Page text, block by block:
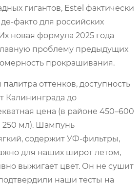
гигантов, Estel фактически
факто для российских
новая формула 2025 года
проблему предыдущих
прокрашивания.
оттенков, доступность
Калининграда до
цена (в районе 450–600
250 мл). Шампунь
содержит УФ-фильтры,
для наших широт летом,
выжигает цвет. Он не сушит
наши тесты на